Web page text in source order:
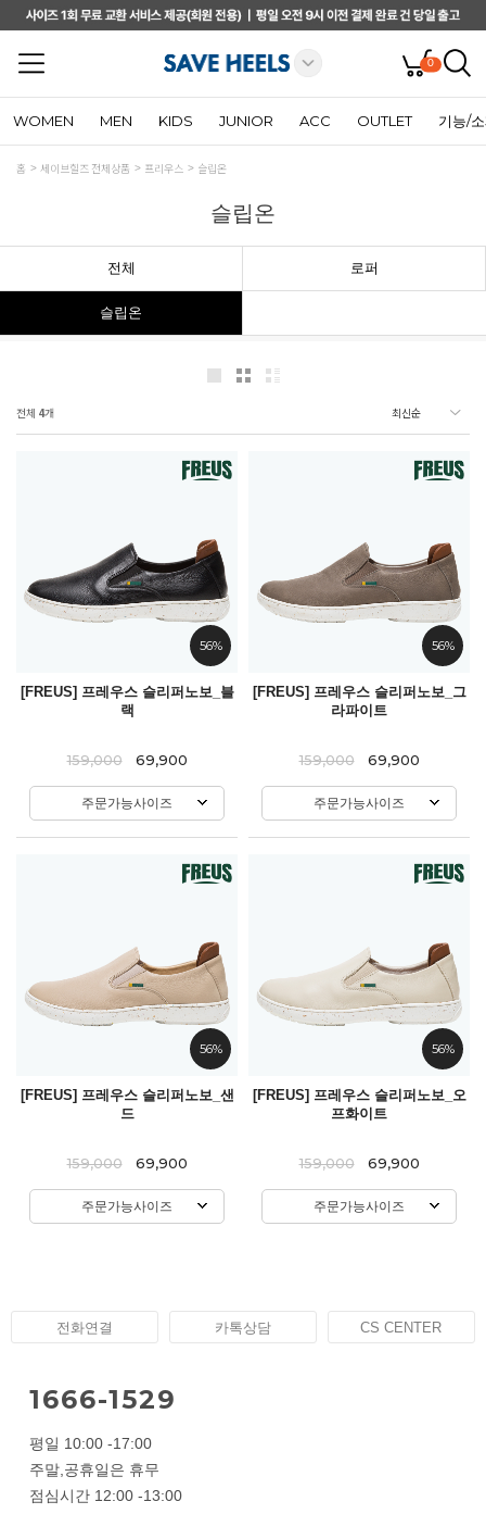
0
WOMEN MEN KIDS JUNIOR ACC OUTLET 기능/
홈 세이브힐즈 전체상품 프리우스 슬립온
슬립온
전체 로퍼
슬립온
전체 4개
56%
[FREUS] 프레우스 슬리퍼노보_블
랙
159,000 69,900
주문가능사이즈
56%
[FREUS] 프레우스 슬리퍼노보_그
라파이트
159,000 69,900
주문가능사이즈
56%
[FREUS] 프레우스 슬리퍼노보_샌
드
159,000 69,900
주문가능사이즈
56%
[FREUS] 프레우스 슬리퍼노보_오
프화이트
159,000 69,900
주문가능사이즈
전화연결 카톡상담 CS CENTER
1666-1529
평일 10:00 -17:00
주말,공휴일은 휴무
점심시간 12:00 -13:00